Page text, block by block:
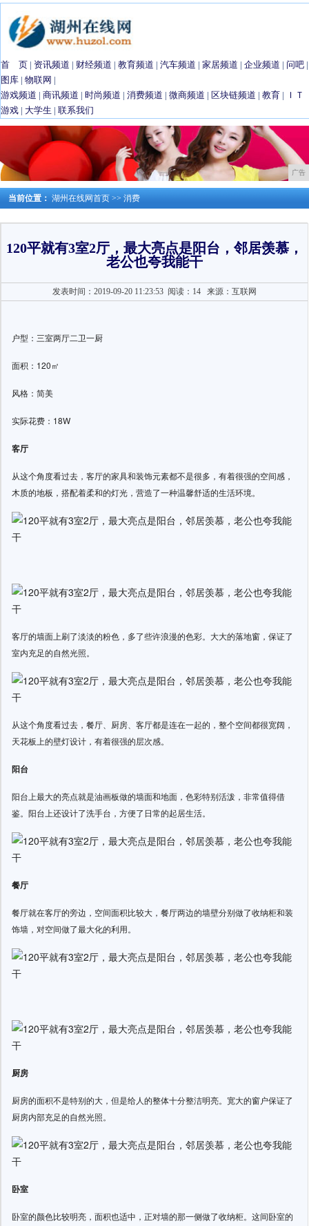
首 页 | 资讯频道 | 财经频道 | 教育频道 | 汽车频道 | 家居频道 | 企业频道 | 问吧 |
图库 | 物联网 |
游戏频道 | 商讯频道 | 时尚频道 | 消费频道 | 微商频道 | 区块链频道 | 教育 |
ＩＴ
游戏 | 大学生 | 联系我们
广告
当前位置： 湖州在线网首页 >> 消费
120平就有3室2厅，最大亮点是阳台，邻居羡慕，
老公也夸我能干
发表时间：2019-09-20 11:23:53 阅读：14来源：互联网
户型：三室两厅二卫一厨
面积：120㎡
风格：简美
实际花费：18W
客厅
从这个角度看过去，客厅的家具和装饰元素都不是很多，有着很强的空间感，
木质的地板，搭配着柔和的灯光，营造了一种温馨舒适的生活环境。
客厅的墙面上刷了淡淡的粉色，多了些许浪漫的色彩。大大的落地窗，保证了
室内充足的自然光照。
从这个角度看过去，餐厅、厨房、客厅都是连在一起的，整个空间都很宽阔，
天花板上的壁灯设计，有着很强的层次感。
阳台
阳台上最大的亮点就是油画板做的墙面和地面，色彩特别活泼，非常值得借
鉴。阳台上还设计了洗手台，方便了日常的起居生活。
餐厅
餐厅就在客厅的旁边，空间面积比较大，餐厅两边的墙壁分别做了收纳柜和装
饰墙，对空间做了最大化的利用。
厨房
厨房的面积不是特别的大，但是给人的整体十分整洁明亮。宽大的窗户保证了
厨房内部充足的自然光照。
卧室
卧室的颜色比较明亮，面积也适中，正对墙的那一侧做了收纳柜。这间卧室的